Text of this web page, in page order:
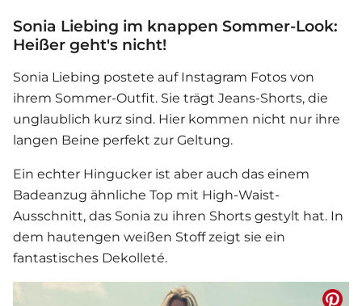
Sonia Liebing im knappen Sommer-Look:
Heißer geht's nicht!
Sonia Liebing postete auf Instagram Fotos von
ihrem Sommer-Outfit. Sie trägt Jeans-Shorts, die
unglaublich kurz sind. Hier kommen nicht nur ihre
langen Beine perfekt zur Geltung.
Ein echter Hingucker ist aber auch das einem
Badeanzug ähnliche Top mit High-Waist-
Ausschnitt, das Sonia zu ihren Shorts gestylt hat. In
dem hautengen weißen Stoff zeigt sie ein
fantastisches Dekolleté.